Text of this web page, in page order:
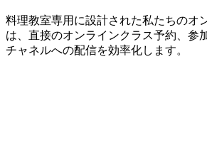
料理教室専用に設計された私たちのオ
は、直接のオンラインクラス予約、参
チャネルへの配信を効率化します。